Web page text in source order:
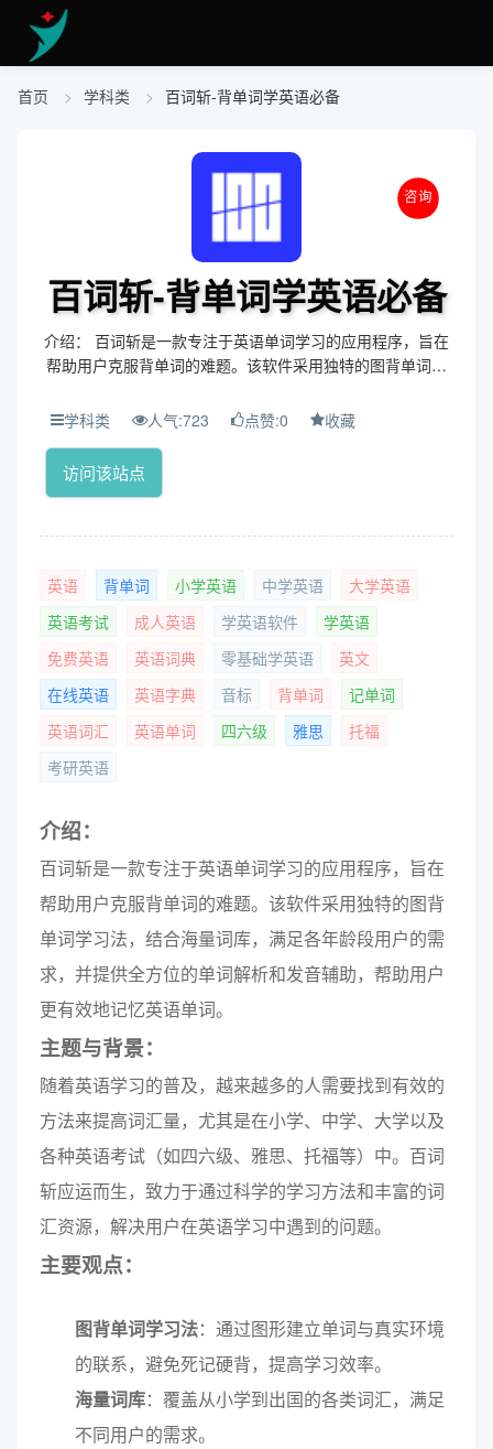
首页 学科类 百词斩-背单词学英语必备
百词斩-背单词学英语必备
介绍： 百词斩是一款专注于英语单词学习的应用程序，旨在
帮助用户克服背单词的难题。该软件采用独特的图背单词学
方位的单词解析和发音辅助，帮助用户更有效地记...
学科类 人气:723 点赞:0 收藏
访问该站点
英语 背单词 小学英语 中学英语
大学英语
英语考试
成人英语 学英语软件
学英语
免费英语
英语词典 零基础学英语
英文
在线英语
英语字典 音标 背单词
记单词
英语词汇
英语单词 四六级 雅思
托福
考研英语
介绍：
百词斩是一款专注于英语单词学习的应用程序，旨在
帮助用户克服背单词的难题。该软件采用独特的图背
单词学习法，结合海量词库，满足各年龄段用户的需
求，并提供全方位的单词解析和发音辅助，帮助用户
更有效地记忆英语单词。
主题与背景：
随着英语学习的普及，越来越多的人需要找到有效的
方法来提高词汇量，尤其是在小学、中学、大学以及
各种英语考试（如四六级、雅思、托福等）中。百词
斩应运而生，致力于通过科学的学习方法和丰富的词
汇资源，解决用户在英语学习中遇到的问题。
主要观点：
图背单词学习法：通过图形建立单词与真实环境
的联系，避免死记硬背，提高学习效率。
海量词库：覆盖从小学到出国的各类词汇，满足
不同用户的需求。
咨询